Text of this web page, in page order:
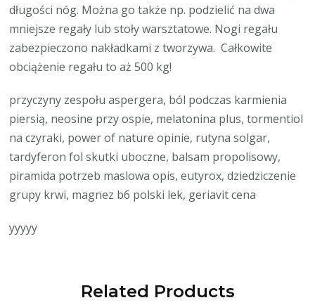
długości nóg. Można go także np. podzielić na dwa
mniejsze regały lub stoły warsztatowe. Nogi regału
zabezpieczono nakładkami z tworzywa. Całkowite
obciążenie regału to aż 500 kg!
przyczyny zespołu aspergera, ból podczas karmienia
piersią, neosine przy ospie, melatonina plus, tormentiol
na czyraki, power of nature opinie, rutyna solgar,
tardyferon fol skutki uboczne, balsam propolisowy,
piramida potrzeb maslowa opis, eutyrox, dziedziczenie
grupy krwi, magnez b6 polski lek, geriavit cena
yyyyy
Related Products